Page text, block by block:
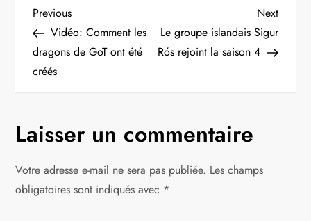
N
a
v
g
a
Previous
Post
Previous
Vidéo: Comment les
dragons de GoT ont été
créés
Next
Post
Next
Le groupe islandais Sigur
Rós rejoint la saison 4
Laisser un commentaire
Votre adresse e-mail ne sera pas publiée. Les champs
obligatoires sont indiqués avec *